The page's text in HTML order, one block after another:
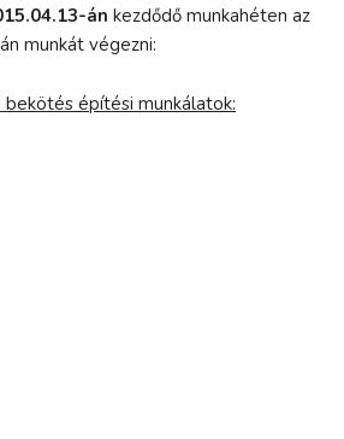
án kezdődő munkahéten az
munkát végezni:
bekötés építési munkálatok: